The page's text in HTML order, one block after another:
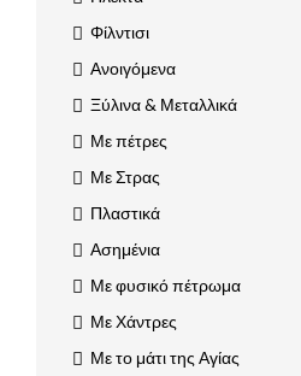
Φίλντισι
Ανοιγόμενα
Ξύλινα & Μεταλλικά
Με πέτρες
Με Στρας
Πλαστικά
Ασημένια
Με φυσικό πέτρωμα
Με Χάντρες
Με το μάτι της Αγίας